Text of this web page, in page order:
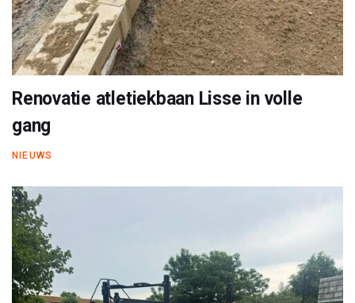
Renovatie atletiekbaan Lisse in volle
gang
NIEUWS